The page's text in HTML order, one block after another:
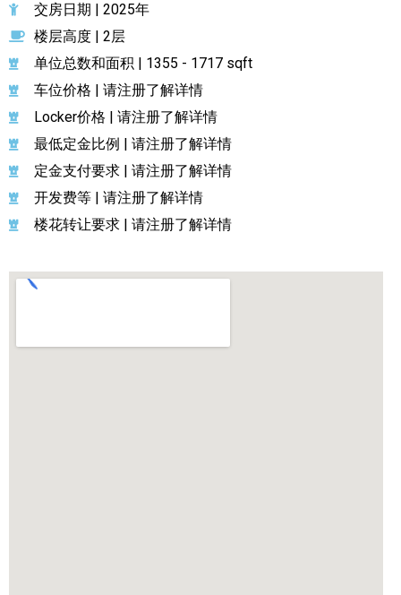
交房日期 | 2025年
楼层高度 | 2层
单位总数和面积 | 1355 - 1717 sqft
车位价格 | 请注册了解详情
Locker价格 | 请注册了解详情
最低定金比例 | 请注册了解详情
定金支付要求 | 请注册了解详情
开发费等 | 请注册了解详情
楼花转让要求 | 请注册了解详情